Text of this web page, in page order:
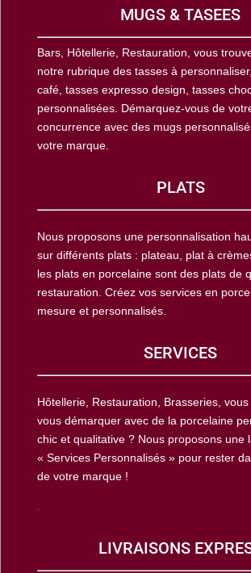
MUGS & TASEES
Bars, Hôtellerie, Restauration, vous
notre rubrique des tasses à
café, tasses expresso design, tasses
personnalisées. Démarquez-vous de
concurrence avec des mugs
votre marque.
PLATS
Nous proposons une personnalisation
sur différents plats : plateau, plat à
les plats en porcelaine sont des plats de
restauration. Créez vos services en
mesure et personnalisés.
SERVICES
Hôtellerie, Restauration, Brasseries,
vous démarquer avec de la porcelaine
chic et qualitative ? Nous proposons une
« Services Personnalisés » pour rester
de votre marque !
LIVRAISONS